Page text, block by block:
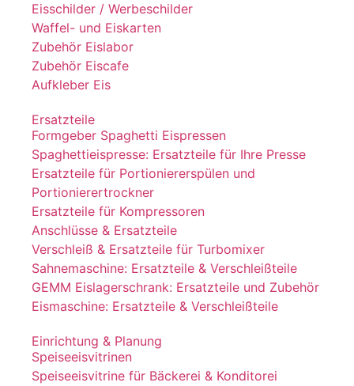
Eisschilder / Werbeschilder
Waffel- und Eiskarten
Zubehör Eislabor
Zubehör Eiscafe
Aufkleber Eis
Ersatzteile
Formgeber Spaghetti Eispressen
Spaghettieispresse: Ersatzteile für Ihre Presse
Ersatzteile für Portioniererspülen und
Portionierertrockner
Ersatzteile für Kompressoren
Anschlüsse & Ersatzteile
Verschleiß & Ersatzteile für Turbomixer
Sahnemaschine: Ersatzteile & Verschleißteile
GEMM Eislagerschrank: Ersatzteile und Zubehör
Eismaschine: Ersatzteile & Verschleißteile
Einrichtung & Planung
Speiseeisvitrinen
Speiseeisvitrine für Bäckerei & Konditorei